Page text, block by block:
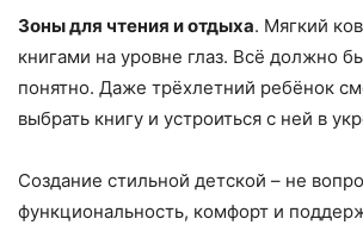
Зоны для чтения и отдыха. Мягкий
книгами на уровне глаз. Всё должно
понятно. Даже трёхлетний ребёнок
выбрать книгу и устроиться с ней в
Создание стильной детской – не
функциональность, комфорт и